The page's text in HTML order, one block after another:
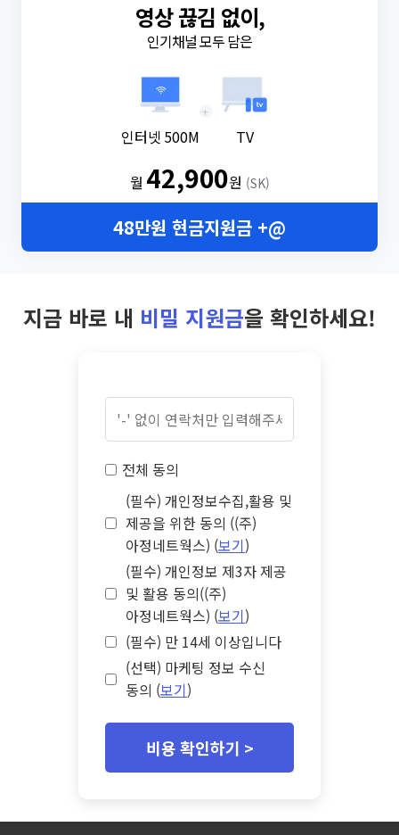
영상 끊김 없이,
인기채널 모두 담은
인터넷 500M
+
TV
월 42,900원 (SK)
48만원 현금지원금 +@
지금 바로 내 비밀 지원금을 확인하세요!
전체 동의
(필수) 개인정보수집,활용 및
제공을 위한 동의 ((주)
아정네트웍스) (보기)
(필수) 개인정보 제3자 제공
및 활용 동의((주)
아정네트웍스) (보기)
(필수) 만 14세 이상입니다
(선택) 마케팅 정보 수신
동의 (보기)
비용 확인하기 >